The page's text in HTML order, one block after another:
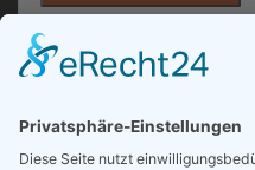
Die in diesem Formular
ausschließlich zur